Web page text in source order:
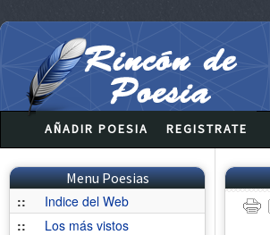
AÑADIR POESIA REGISTRATE
Menu Poesias
::
Indice del Web
::
Los más vistos